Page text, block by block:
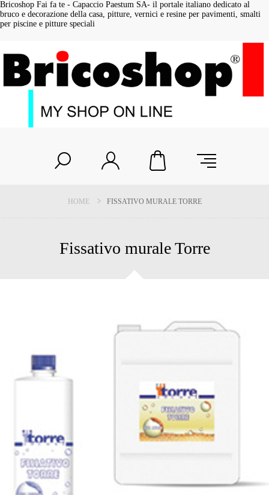
Bricoshop Fai fa te - Capaccio Paestum SA- il portale italiano dedicato al
bruco e decorazione della casa, pitture, vernici e resine per pavimenti, smalti
per piscine e pitture speciali
HOME FISSATIVO MURALE TORRE
Fissativo murale Torre